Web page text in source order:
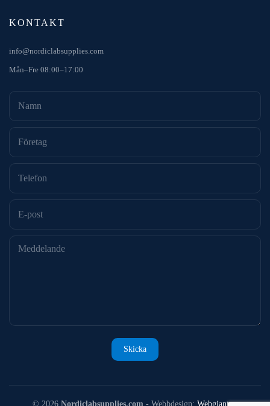
KONTAKT
info@nordiclabsupplies.com
Mån–Fre 08:00–17:00
© 2026 Nordiclabsupplies.com - Webbdesign: Webgiant.se